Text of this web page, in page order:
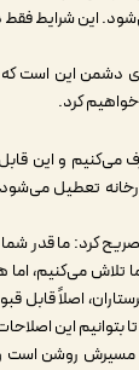
این شرایط فقط
دشمن این است که
کرد.
و گاز و نفت مصرف
تعطیل
کرد: ما قدر
می‌کنیم، اما
اصلاً قابل
بتوانیم این
روشن است و